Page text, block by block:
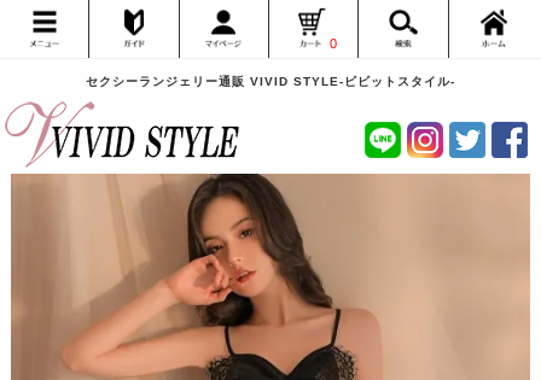
セクシーランジェリー通販 VIVID STYLE-ビビットスタイル-
0